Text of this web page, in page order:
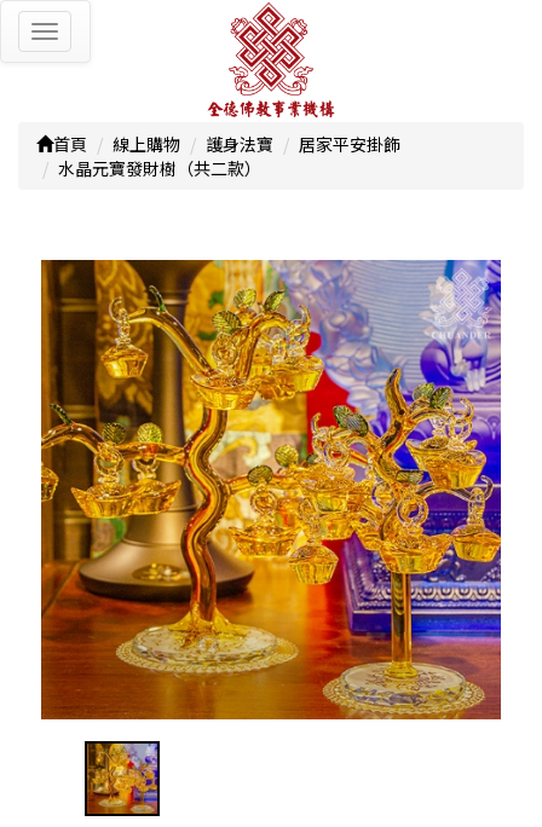
Toggle
navigation
首頁 線上購物 護身法寶
居家平安掛飾
水晶元寶發財樹（共二款）